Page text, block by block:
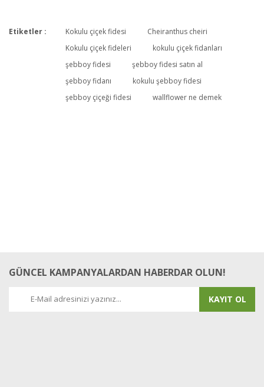
Bu ürüne ilk yorumu siz yapın!
Yorum Yaz
Etiketler : Kokulu çiçek fidesi
Cheiranthus cheiri
Kokulu çiçek fideleri
kokulu çiçek fidanları
şebboy fidesi
şebboy fidesi satın al
şebboy fidanı
kokulu şebboy fidesi
şebboy çiçeği fidesi
wallflower ne demek
GÜNCEL KAMPANYALARDAN HABERDAR OLUN!
KAYIT OL